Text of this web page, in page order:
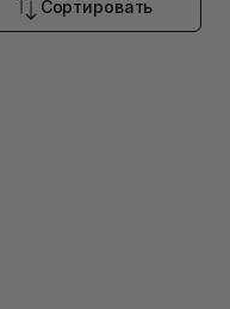
Сортировать